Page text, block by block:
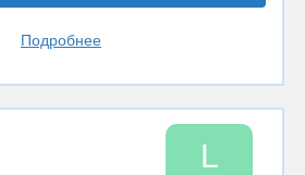
Подробнее
L